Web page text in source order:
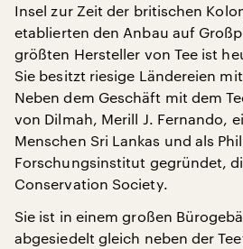
Insel zur Zeit der britischen
etablierten den Anbau auf
größten Hersteller von Tee ist
Sie besitzt riesige Ländereien
Neben dem Geschäft mit dem
von Dilmah, Merill J. Fernando,
Menschen Sri Lankas und als
Forschungsinstitut gegründet,
Conservation Society.
Sie ist in einem großen
abgesiedelt gleich neben der